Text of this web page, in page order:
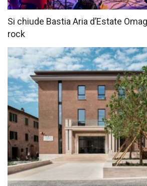
Si chiude Bastia Aria d’Estate
rock